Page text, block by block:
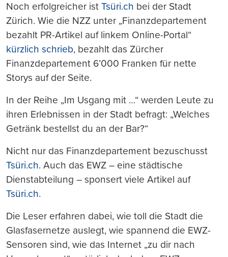
Noch erfolgreicher ist Tsüri.ch bei der Stadt
Zürich. Wie die NZZ unter „Finanzdepartement
bezahlt PR-Artikel auf linkem Online-Portal“
kürzlich schrieb, bezahlt das Zürcher
Finanzdepartement 6’000 Franken für nette
Storys auf der Seite.
In der Reihe „Im Usgang mit …“ werden Leute zu
ihren Erlebnissen in der Stadt befragt: „Welches
Getränk bestellst du an der Bar?“
Nicht nur das Finanzdepartement bezuschusst
Tsüri.ch. Auch das EWZ – eine städtische
Dienstabteilung – sponsert viele Artikel auf
Tsüri.ch.
Die Leser erfahren dabei, wie toll die Stadt die
Glasfasernetze auslegt, wie spannend die EWZ-
Sensoren sind, wie das Internet „zu dir nach